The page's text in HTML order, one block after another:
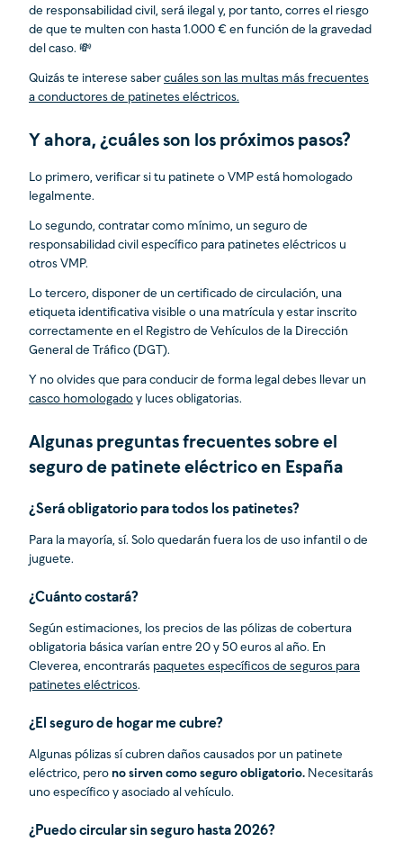
de responsabilidad civil, será ilegal y, por tanto, corres el riesgo
de que te multen con hasta 1.000 € en función de la gravedad
del caso. 💸
Quizás te interese saber cuáles son las multas más frecuentes
a conductores de patinetes eléctricos.
Y ahora, ¿cuáles son los próximos pasos?
Lo primero, verificar si tu patinete o VMP está homologado
legalmente.
Lo segundo, contratar como mínimo, un seguro de
responsabilidad civil específico para patinetes eléctricos u
otros VMP.
Lo tercero, disponer de un certificado de circulación, una
etiqueta identificativa visible o una matrícula y estar inscrito
correctamente en el Registro de Vehículos de la Dirección
General de Tráfico (DGT).
Y no olvides que para conducir de forma legal debes llevar un
casco homologado y luces obligatorias.
Algunas preguntas frecuentes sobre el
seguro de patinete eléctrico en España
¿Será obligatorio para todos los patinetes?
Para la mayoría, sí. Solo quedarán fuera los de uso infantil o de
juguete.
¿Cuánto costará?
Según estimaciones, los precios de las pólizas de cobertura
obligatoria básica varían entre 20 y 50 euros al año. En
Cleverea, encontrarás paquetes específicos de seguros para
patinetes eléctricos.
¿El seguro de hogar me cubre?
Algunas pólizas sí cubren daños causados por un patinete
eléctrico, pero no sirven como seguro obligatorio. Necesitarás
uno específico y asociado al vehículo.
¿Puedo circular sin seguro hasta 2026?